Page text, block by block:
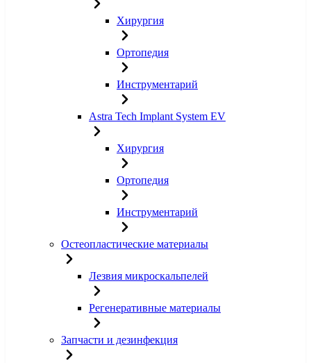
Хирургия
Ортопедия
Инструментарий
Astra Tech Implant System EV
Хирургия
Ортопедия
Инструментарий
Остеопластические материалы
Лезвия микроскальпелей
Регенеративные материалы
Запчасти и дезинфекция